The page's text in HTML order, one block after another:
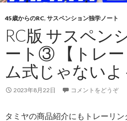
45歳からのRC, サスペンション独学ノート
RC版 サスペン
ート③ 【トレ
ム式じゃないよ
2023年8月22日 コメントをどうぞ
タミヤの商品紹介にもトレーリ